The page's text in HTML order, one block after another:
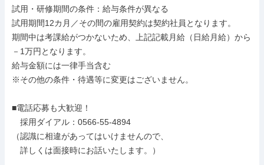
試用・研修期間の条件：給与条件が異なる
試用期間12カ月／その間の雇用契約は契約社員となります。
期間中は考課給がつかないため、上記記載月給（日給月給）から
－1万円となります。
給与金額には一律手当含む
※その他の条件・待遇等に変更はございません。
■電話応募も大歓迎！
採用ダイアル：0566-55-4894
（認識に相違があってはいけませんので、
詳しくは面接時にお話いたします。）